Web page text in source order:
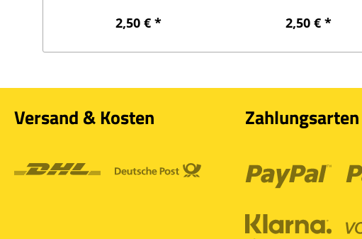
2,50 € * 2,50 € *
Versand & Kosten Zahlungsarten